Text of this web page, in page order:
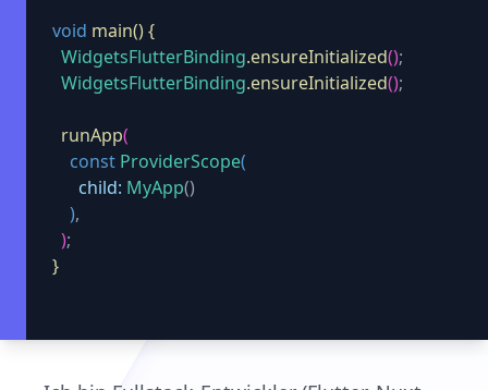
void main() {
WidgetsFlutterBinding.ensureInitialized();
WidgetsFlutterBinding.ensureInitialized();
runApp(
const ProviderScope(
child: MyApp()
),
);
}